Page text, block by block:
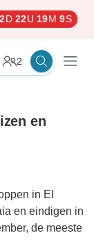
2D 22U 19M 8S
2
en
in El
en eindigen in
de meeste